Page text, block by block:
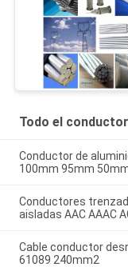
Todo el
Conductor de
100mm 95mm
Conductores
aisladas AAC AAAC
Cable conductor
61089 240mm2